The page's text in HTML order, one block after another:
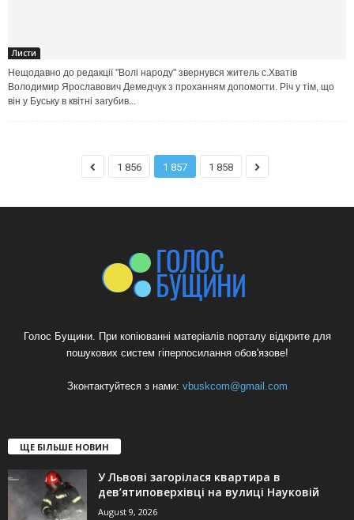
Листи
Нещодавно до редакції "Волі народу" звернувся житель с.Хватів
Володимир Ярославович Демедчук з проханням допомогти. Річ у тім, що
він у Буську в квітні загубив...
1 856 1 857 1 858
Голос Бущини. При копіюванні матеріалів порталу відкрите для
пошукових систем гіперпосилання обов'язове!
Зконтактуйтеся з нами: vbuskcom@gmail.com
ЩЕ БІЛЬШЕ НОВИН
У Львові загорілася квартира в
дев’ятиповерхівці на вулиці Науковій
August 9, 2026